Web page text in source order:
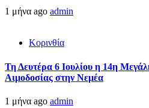
1 μήνα ago admin
Κορινθία
Τη Δευτέρα 6 Ιουλίου η 14η
Αιμοδοσίας στην Νεμέα
1 μήνα ago admin